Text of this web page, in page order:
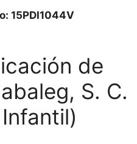
15PDI1044V
de
S. C.